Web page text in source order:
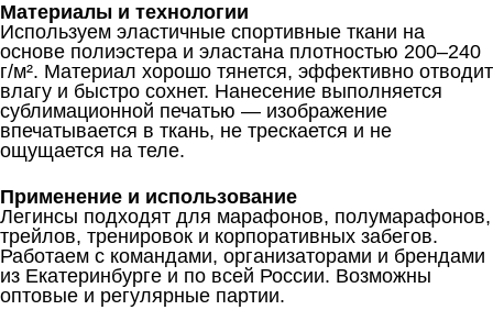
Материалы и технологии
Используем эластичные спортивные ткани на
основе полиэстера и эластана плотностью 200–240
г/м². Материал хорошо тянется, эффективно отводит
влагу и быстро сохнет. Нанесение выполняется
сублимационной печатью — изображение
впечатывается в ткань, не трескается и не
ощущается на теле.
Применение и использование
Легинсы подходят для марафонов, полумарафонов,
трейлов, тренировок и корпоративных забегов.
Работаем с командами, организаторами и брендами
из Екатеринбурге и по всей России. Возможны
оптовые и регулярные партии.